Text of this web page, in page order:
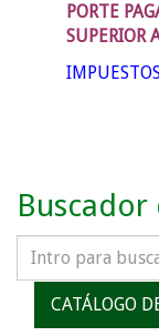
PORTE
SUPERIOR
CATÁLOGO